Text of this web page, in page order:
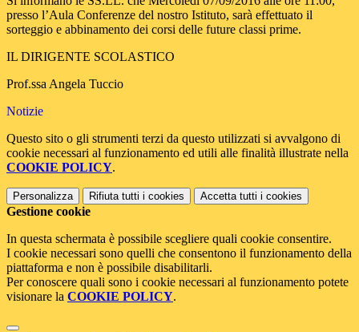
presso l’Aula Conferenze del nostro Istituto, sarà effettuato il
sorteggio e abbinamento dei corsi delle future classi prime.
IL DIRIGENTE SCOLASTICO
Prof.ssa Angela Tuccio
Notizie
Questo sito o gli strumenti terzi da questo utilizzati si avvalgono di
cookie necessari al funzionamento ed utili alle finalità illustrate nella
COOKIE POLICY.
Personalizza Rifiuta tutti i cookies Accetta tutti i cookies
Gestione cookie
In questa schermata è possibile scegliere quali cookie consentire.
I cookie necessari sono quelli che consentono il funzionamento della
piattaforma e non è possibile disabilitarli.
Per conoscere quali sono i cookie necessari al funzionamento potete
visionare la COOKIE POLICY.